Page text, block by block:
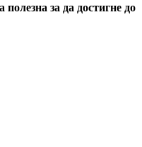
за да достигне до